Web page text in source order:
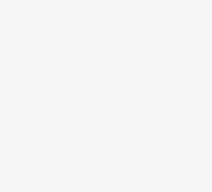
17 RODO, w przypadku gdy:
podstawą przetwarzania danych i
prawa;
administratorowi sprawdzić